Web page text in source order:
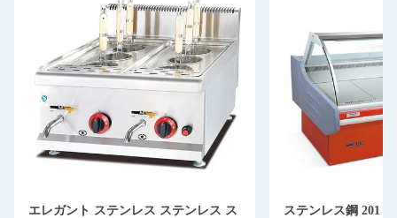
エレガント ステンレス ステンレス ス
ステンレス鋼 201